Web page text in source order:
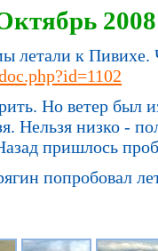
2008
летали к Пивихе.
Но ветер был
Нельзя низко -
пришлось
попробовал